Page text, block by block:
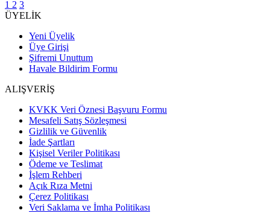
1 2 3
ÜYELİK
Yeni Üyelik
Üye Girişi
Şifremi Unuttum
Havale Bildirim Formu
ALIŞVERİŞ
KVKK Veri Öznesi Başvuru Formu
Mesafeli Satış Sözleşmesi
Gizlilik ve Güvenlik
İade Şartları
Kişisel Veriler Politikası
Ödeme ve Teslimat
İşlem Rehberi
Açık Rıza Metni
Çerez Politikası
Veri Saklama ve İmha Politikası